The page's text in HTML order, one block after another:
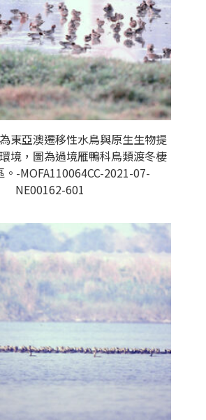
東亞澳遷移性水鳥與原生生物提
境，圖為過境雁鴨科鳥類渡冬棲
。-MOFA110064CC-2021-07-
NE00162-601